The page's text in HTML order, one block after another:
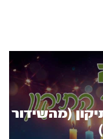
(מהשידור